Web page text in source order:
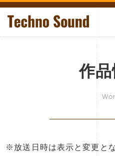
作
※放送日時は表示と変更と